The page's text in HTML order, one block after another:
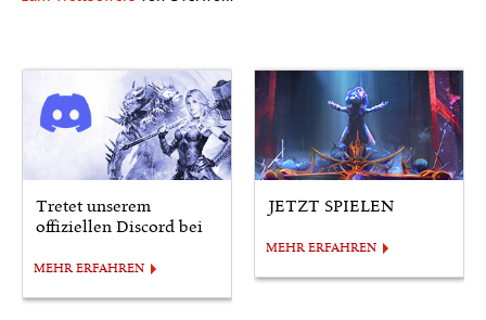
Tretet unserem
offiziellen Discord bei
MEHR ERFAHREN
JETZT SPIELEN
MEHR ERFAHREN